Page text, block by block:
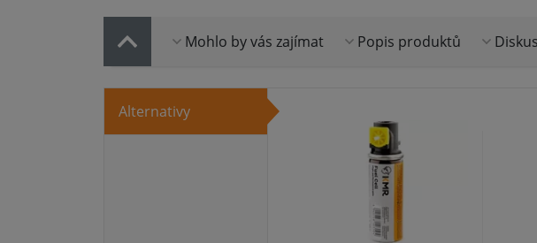
Mohlo by vás zajímat Popis produktů
Alternativy